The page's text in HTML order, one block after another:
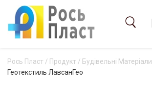
Рось Пласт / Продукт / Будівельні Матеріали
Геотекстиль ЛавсанГео